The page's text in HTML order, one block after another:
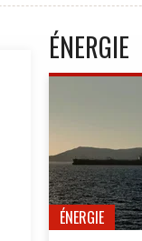
ÉNERGIE
ÉNERGIE